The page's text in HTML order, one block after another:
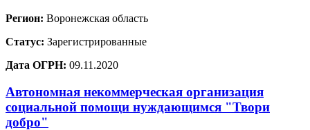
Регион: Воронежская область
Статус: Зарегистрированные
Дата ОГРН: 09.11.2020
Автономная некоммерческая организация
социальной помощи нуждающимся "Твори
добро"